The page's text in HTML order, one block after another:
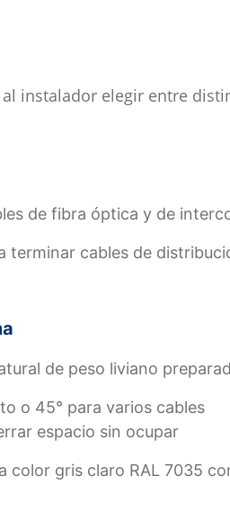
instalador elegir entre
de fibra óptica y de
terminar cables de
de peso liviano
o 45° para varios cables
espacio sin ocupar
color gris claro RAL 7035